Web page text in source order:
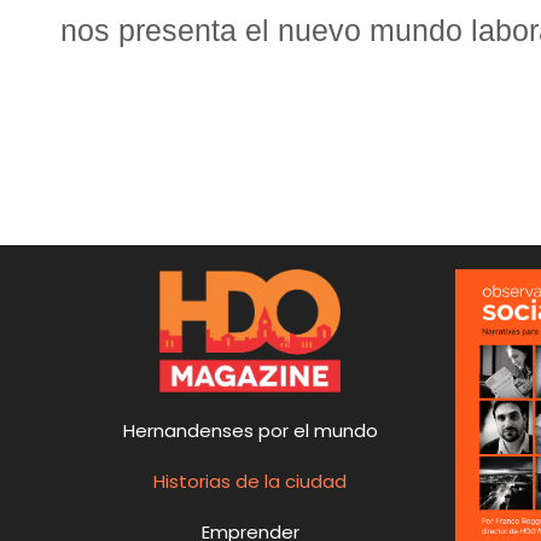
nos presenta el nuevo mundo
Hernandenses por el mundo
Historias de la ciudad
Emprender